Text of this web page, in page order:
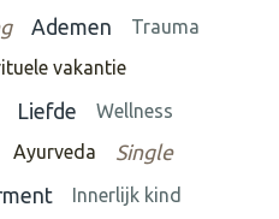
Ademen Trauma
vakantie
Liefde Wellness
Ayurveda
Single
Innerlijk kind